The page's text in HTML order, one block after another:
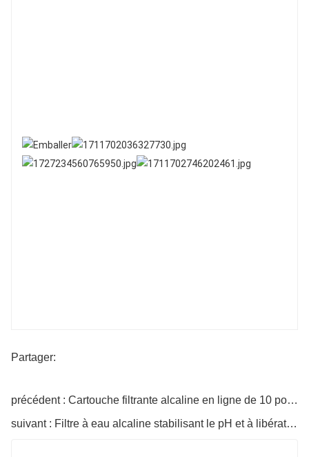
Partager:
précédent : Cartouche filtrante alcaline en ligne de 10 pouces pour eau potable
suivant : Filtre à eau alcaline stabilisant le pH et à libération de minéraux (OEM)